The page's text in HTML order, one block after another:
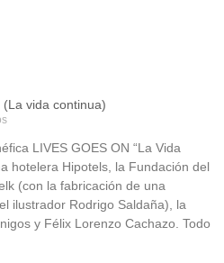
(La vida continua)
LIVES GOES ON “La Vida
hotelera Hipotels, la Fundación del
(con la fabricación de una
ilustrador Rodrigo Saldaña), la
y Félix Lorenzo Cachazo. Todo